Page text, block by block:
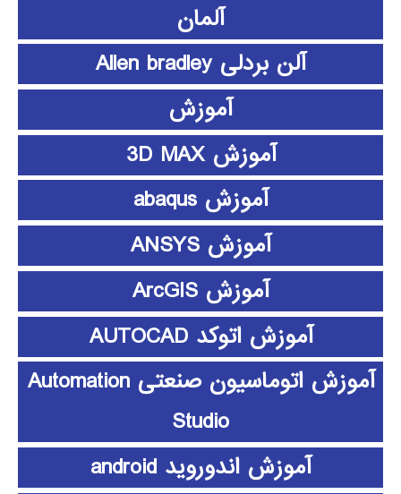
آلمان
آلن بردلی Allen bradley
آموزش
آموزش 3D MAX
آموزش abaqus
آموزش ANSYS
آموزش ArcGIS
آموزش اتوکد AUTOCAD
آموزش اتوماسیون صنعتی Automation
Studio
آموزش اندوروید android